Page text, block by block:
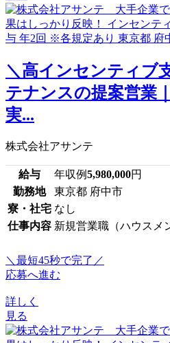
＼高インセンティブ
テナンスの提案営業
実...
株式会社アサンテ
給与 年収例5,980,000円
勤務地
東京都 府中市
寮・社宅 なし
仕事内容 新規営業職（ハウスメ
＼最短45秒で完了／
応募へ進む
詳しく
見る